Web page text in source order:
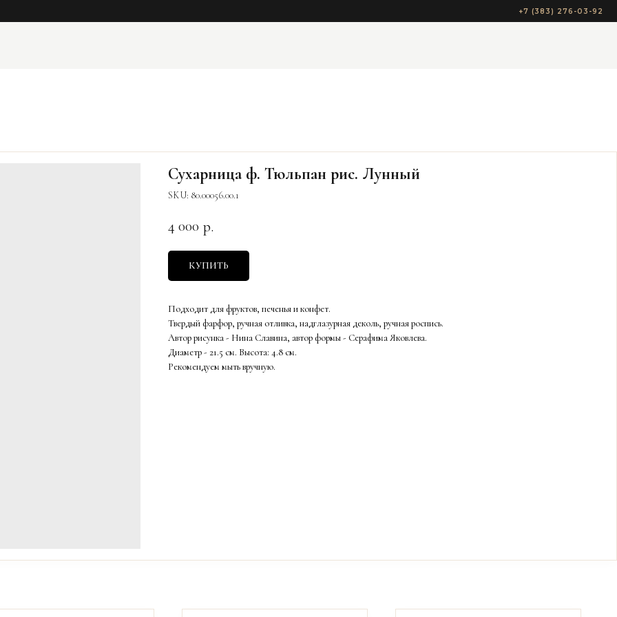
+7 (383) 276-03-92
Сухарница ф. Тюльпан рис. Лунный
SKU: 80.00056.00.1
4 000 р.
КУПИТЬ
Подходит для фруктов, печенья и конфет.
Твердый фарфор, ручная отливка, надглазурная деколь, ручная роспись.
Автор рисунка - Нина Славина, автор формы - Серафима Яковлева.
Диаметр - 21.5 см. Высота: 4.8 см.
Рекомендуем мыть вручную.